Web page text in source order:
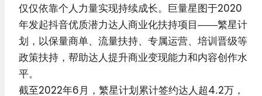
仅仅依靠个人力量实现持续成长。巨量星图于2020
年发起抖音优质潜力达人商业化扶持项目——繁星计
划，以保量商单、流量扶持、专属运营、培训晋级等
政策扶持，帮助达人提升商业变现能力和内容创作水
平。
截至2022年6月，繁星计划累计签约达人超4.2万，